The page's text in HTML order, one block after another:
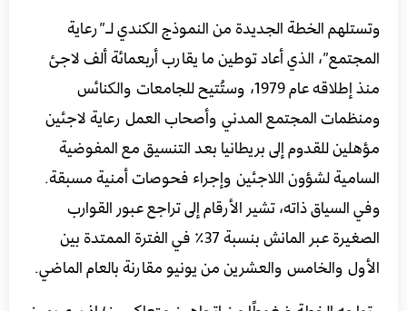
وتستلهم الخطة الجديدة من النموذج الكندي لـ”رعاية
المجتمع”، الذي أعاد توطين ما يقارب أربعمائة ألف لاجئ
منذ إطلاقه عام 1979، وستُتيح للجامعات والكنائس
ومنظمات المجتمع المدني وأصحاب العمل رعاية لاجئين
مؤهلين للقدوم إلى بريطانيا بعد التنسيق مع المفوضية
السامية لشؤون اللاجئين وإجراء فحوصات أمنية مسبقة.
وفي السياق ذاته، تشير الأرقام إلى تراجع عبور القوارب
الصغيرة عبر المانش بنسبة 37٪ في الفترة الممتدة بين
الأول والخامس والعشرين من يونيو مقارنة بالعام الماضي.